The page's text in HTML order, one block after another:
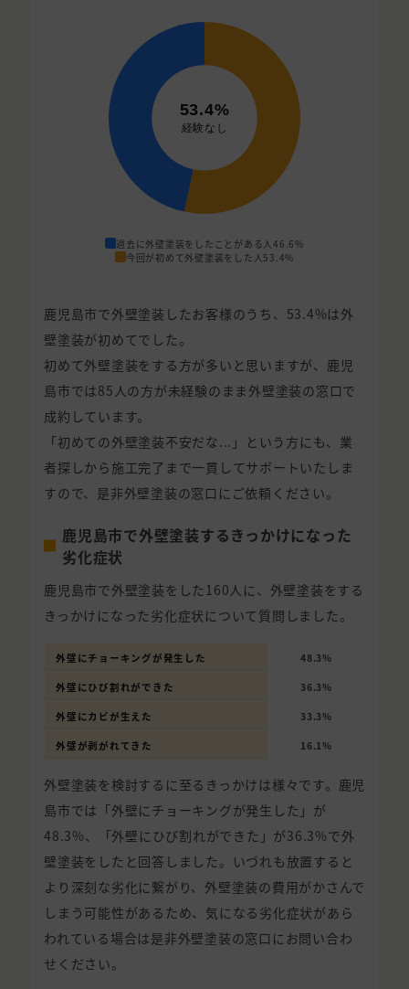
過去に外壁塗装をしたことがある人46.6%
今回が初めて外壁塗装をした人 53.4%
鹿児島市で外壁塗装したお客様のうち、53.4%は外
壁塗装が初めてでした。
初めて外壁塗装をする方が多いと思いますが、鹿児
島市では85人の方が未経験のまま外壁塗装の窓口で
成約しています。
「初めての外壁塗装不安だな...」という方にも、業
者探しから施工完了まで一貫してサポートいたしま
すので、是非外壁塗装の窓口にご依頼ください。
鹿児島市で外壁塗装するきっかけになった
劣化症状
鹿児島市で外壁塗装をした160人に、外壁塗装をする
きっかけになった劣化症状について質問しました。
外壁にチョーキングが発生した 48.3%
外壁にひび割れができた 36.3%
外壁にカビが生えた 33.3%
外壁が剥がれてきた 16.1%
外壁塗装を検討するに至るきっかけは様々です。鹿児
島市では「外壁にチョーキングが発生した」が
48.3%、「外壁にひび割れができた」が36.3%で外
壁塗装をしたと回答しました。いづれも放置すると
より深刻な劣化に繋がり、外壁塗装の費用がかさんで
しまう可能性があるため、気になる劣化症状があら
われている場合は是非外壁塗装の窓口にお問い合わ
せください。